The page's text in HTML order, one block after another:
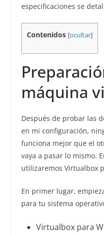
especificaciones se
Contenidos [ocultar]
máquina
Después de probar las
en mi configuración,
funciona mejor que el
vaya a pasar lo mismo.
utilizaremos Virtualbox
En primer lugar,
para tu sistema
Virtualbox para